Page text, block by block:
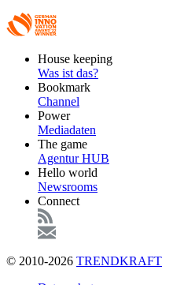
FooterHouse keeping
Was ist das?
Bookmark
Channel
Power
Mediadaten
The game
Agentur HUB
Hello world
Newsrooms
Connect
© 2010-2026 TRENDKRAFT